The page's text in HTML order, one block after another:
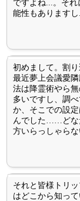
ですよね...。そ
能性もありますし
初めまして。割り
最近夢上会議愛
法は降霊術やら
多いですし、調
か、そこでの設
んでした……どな
方いらっしゃら
それと皆様トリ
はどこから知っ